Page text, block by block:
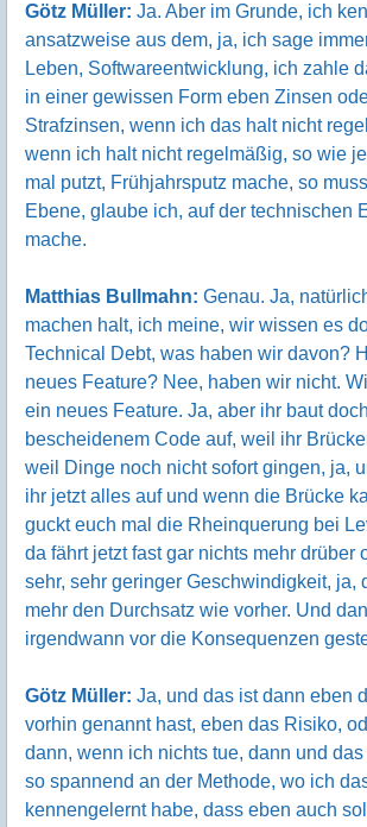
Götz Müller: Ja. Aber im Grunde, ich
ansatzweise aus dem, ja, ich sage
Leben, Softwareentwicklung, ich zahle
in einer gewissen Form eben Zinsen
Strafzinsen, wenn ich das halt nicht
wenn ich halt nicht regelmäßig, so wie
mal putzt, Frühjahrsputz mache, so
Ebene, glaube ich, auf der technischen
mache.
Matthias Bullmahn: Genau. Ja,
machen halt, ich meine, wir wissen es
Technical Debt, was haben wir davon?
neues Feature? Nee, haben wir nicht.
ein neues Feature. Ja, aber ihr baut
bescheidenem Code auf, weil ihr
weil Dinge noch nicht sofort gingen, ja,
ihr jetzt alles auf und wenn die Brücke
guckt euch mal die Rheinquerung bei
da fährt jetzt fast gar nichts mehr drüber
sehr, sehr geringer Geschwindigkeit, ja,
mehr den Durchsatz wie vorher. Und
irgendwann vor die Konsequenzen
Götz Müller: Ja, und das ist dann eben
vorhin genannt hast, eben das Risiko,
dann, wenn ich nichts tue, dann und
so spannend an der Methode, wo ich
kennengelernt habe, dass eben auch